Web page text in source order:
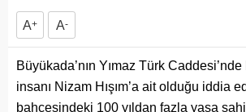
A+ A-
Büyükada’nın Yımaz Türk
insanı Nizam Hışım’a ait olduğu iddia
bahçesindeki 100 yıldan fazla yaşa